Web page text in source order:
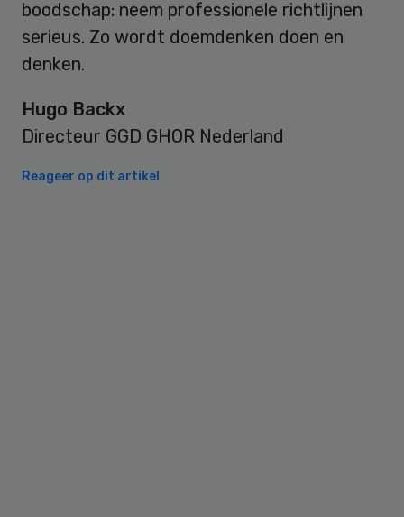
boodschap: neem professionele richtlijnen
serieus. Zo wordt doemdenken doen en
denken.
Hugo Backx
Directeur GGD GHOR Nederland
Reageer op dit artikel